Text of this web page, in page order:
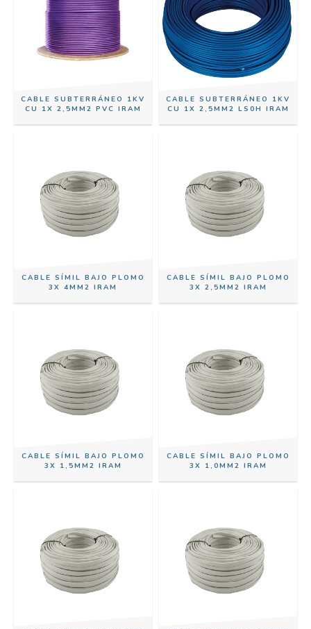
CABLE SUBTERRÁNEO 1KV
CU 1X 2,5MM2 PVC IRAM
CABLE SUBTERRÁNEO 1KV
CU 1X 2,5MM2 LS0H IRAM
CABLE SÍMIL BAJO PLOMO
3X 4MM2 IRAM
CABLE SÍMIL BAJO PLOMO
3X 2,5MM2 IRAM
CABLE SÍMIL BAJO PLOMO
3X 1,5MM2 IRAM
CABLE SÍMIL BAJO PLOMO
3X 1,0MM2 IRAM